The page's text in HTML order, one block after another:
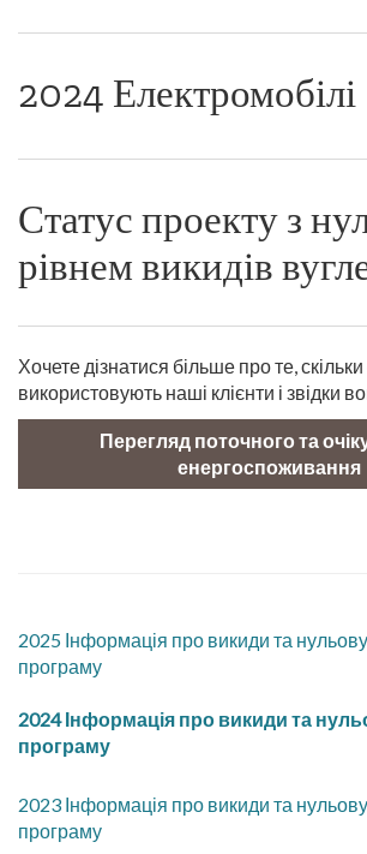
2024 Електромобілі
Статус проекту з
рівнем викидів
Хочете дізнатися більше про те, скільки
використовують наші клієнти і звідки
Перегляд поточного та
енергоспоживання
2025 Інформація про викиди та
програму
2024 Інформація про викиди та
програму
2023 Інформація про викиди та
програму